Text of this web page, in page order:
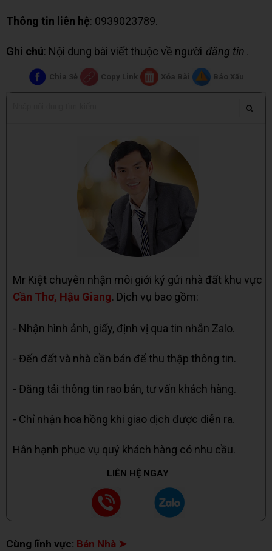
Thông tin liên hệ: 0939023789.
Ghi chú: Nội dung bài viết thuộc về người đăng tin.
Chia Sẻ Copy Link Xóa Bài Báo Xấu
Mr Kiệt chuyên nhận môi giới ký gửi nhà đất khu vực
Cần Thơ, Hậu Giang. Dịch vụ bao gồm:
- Nhận hình ảnh, giấy, định vị qua tin nhắn Zalo.
- Đến đất và nhà cần bán để thu thập thông tin.
- Đăng tải thông tin rao bán, tư vấn khách hàng.
- Chỉ nhận hoa hồng khi giao dịch được diễn ra.
Hân hạnh phục vụ quý khách hàng có nhu cầu.
LIÊN HỆ NGAY
Cùng lĩnh vực: Bán Nhà ➤